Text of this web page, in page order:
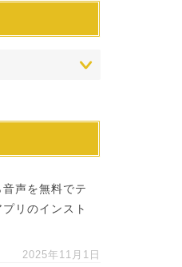
声を無料でテ
リのインスト
2025年11月1日